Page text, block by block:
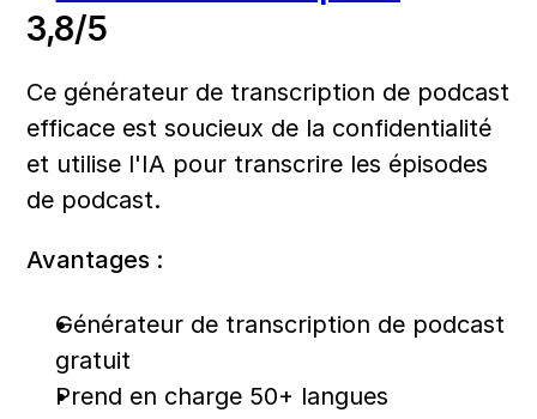
3,8/5
Ce générateur de transcription de podcast
efficace est soucieux de la confidentialité
et utilise l'IA pour transcrire les épisodes
de podcast.
Avantages :
Générateur de transcription de podcast
gratuit
Prend en charge 50+ langues